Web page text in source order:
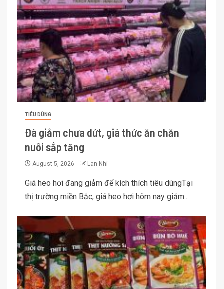
TIÊU DÙNG
Đà giảm chưa dứt, giá thức ăn chăn
nuôi sắp tăng
August 5, 2026 Lan Nhi
Giá heo hơi đang giảm để kích thích tiêu dùngTại
thị trường miền Bắc, giá heo hơi hôm nay giảm...